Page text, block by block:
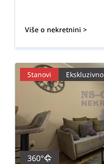
Više o nekretnini >
Stanovi Ekskluzivno
360°